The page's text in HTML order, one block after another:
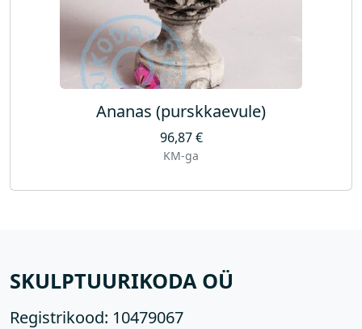
Ananas (purskkaevule)
96,87€
KM-ga
SKULPTUURIKODA OÜ
Registrikood: 10479067